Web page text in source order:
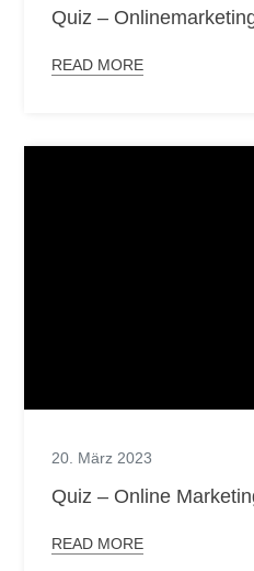
Quiz –
READ MORE
20. März 2023
Quiz – Online
READ MORE